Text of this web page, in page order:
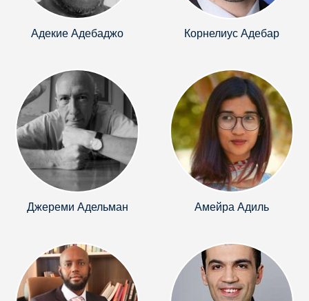
Адекие Адебаджо Корнелиус Адебар
Джереми Адельман Амейра Адиль